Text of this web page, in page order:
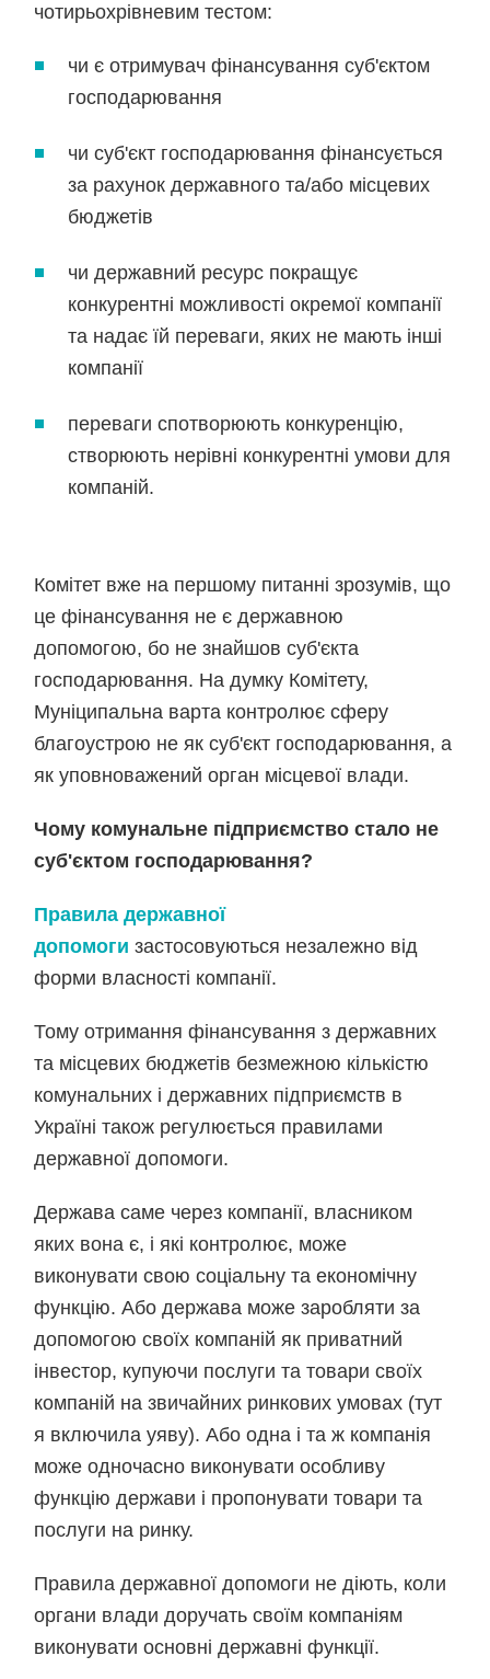
чотирьохрівневим тестом:
чи є отримувач фінансування суб'єктом
господарювання
чи суб'єкт господарювання фінансується
за рахунок державного та/або місцевих
бюджетів
чи державний ресурс покращує
конкурентні можливості окремої компанії
та надає їй переваги, яких не мають інші
компанії
переваги спотворюють конкуренцію,
створюють нерівні конкурентні умови для
компаній.
Комітет вже на першому питанні зрозумів, що
це фінансування не є державною
допомогою, бо не знайшов суб'єкта
господарювання. На думку Комітету,
Муніципальна варта контролює сферу
благоустрою не як суб'єкт господарювання, а
як уповноважений орган місцевої влади.
Чому комунальне підприємство стало не
суб'єктом господарювання?
Правила державної
допомогизастосовуються незалежно від
форми власності компанії.
Тому отримання фінансування з державних
та місцевих бюджетів безмежною кількістю
комунальних і державних підприємств в
Україні також регулюється правилами
державної допомоги.
Держава саме через компанії, власником
яких вона є, і які контролює, може
виконувати свою соціальну та економічну
функцію. Або держава може заробляти за
допомогою своїх компаній як приватний
інвестор, купуючи послуги та товари своїх
компаній на звичайних ринкових умовах (тут
я включила уяву). Або одна і та ж компанія
може одночасно виконувати особливу
функцію держави і пропонувати товари та
послуги на ринку.
Правила державної допомоги не діють, коли
органи влади доручать своїм компаніям
виконувати основні державні функції.